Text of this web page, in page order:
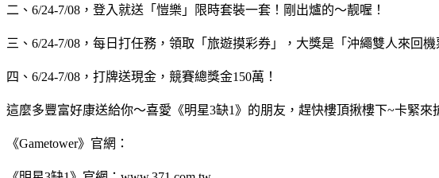
二、6/24-7/08，登入就送「愷樂」限時套裝一套！剛出爐的～靓喔！
三、6/24-7/08，每日打任務，領取「旅遊摸彩券」，大獎是「沖繩雙人來回機
四、6/24-7/08，打牌送現金，競賽總獎金150萬！
這麼多豐富好康送給你～喜愛《明星3缺1》的朋友，趕快樓頂揪樓下~卡緊來
《Gametower》官網：